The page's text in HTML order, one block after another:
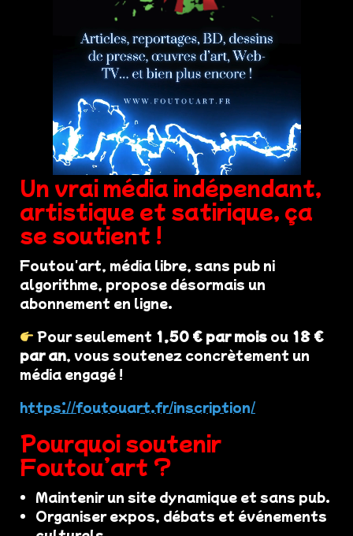
Un vrai média indépendant,
artistique et satirique, ça
se soutient !
Foutou'art, média libre, sans pub ni
algorithme, propose désormais un
abonnement en ligne.
Pour seulement 1,50 € par mois ou 18 €
par an, vous soutenez concrètement un
média engagé !
https://foutouart.fr/inscription/
Pourquoi soutenir
Foutou’art ?
Maintenir un site dynamique et sans pub.
Organiser expos, débats et événements